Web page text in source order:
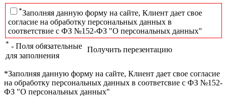
*Заполняя данную форму на сайте, Клиент дает свое
согласие на обработку персональных данных в
соответствие с ФЗ №152-ФЗ "О персональных данных"
* - Поля обязательные
для заполнения
Получить перезентацию
*Заполняя данную форму на сайте, Клиент дает свое согласие
на обработку персональных данных в соответсвие с ФЗ №152-
ФЗ "О персональных данных"